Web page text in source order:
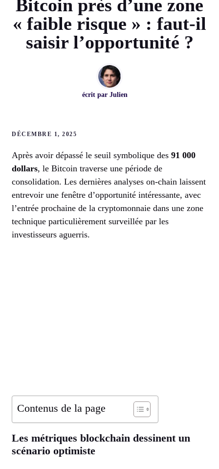
Bitcoin près d’une zone
« faible risque » : faut-il
saisir l’opportunité ?
écrit par Julien
DÉCEMBRE 1, 2025
Après avoir dépassé le seuil symbolique des 91 000
dollars, le Bitcoin traverse une période de
consolidation. Les dernières analyses on-chain laissent
entrevoir une fenêtre d’opportunité intéressante, avec
l’entrée prochaine de la cryptomonnaie dans une zone
technique particulièrement surveillée par les
investisseurs aguerris.
Contenus de la page
Les métriques blockchain dessinent un
scénario optimiste